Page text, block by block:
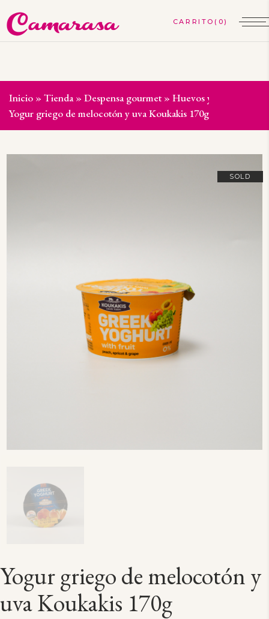
(0)
Inicio » Tienda» Despensa gourmet» Huevos y lácteos
Yogur griego de melocotón y uva Koukakis 170g
SOLD
Yogur griego de melocotón y
uva Koukakis 170g